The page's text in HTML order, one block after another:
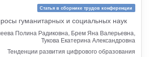
Статья в сборнике трудов конференции
гуманитарных и социальных наук
Полина Радиковна, Брем Яна Валерьевна,
Тукова Екатерина Александровна
Тенденции развития цифрового образования